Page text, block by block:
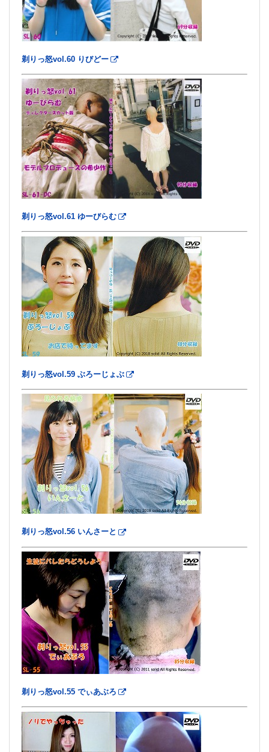
剃りっ怒vol.60 りびどー
剃りっ怒vol.61 ゆーびらむ
剃りっ怒vol.59 ぶろーじょぶ
剃りっ怒vol.56 いんさーと
剃りっ怒vol.55 でぃあぶろ